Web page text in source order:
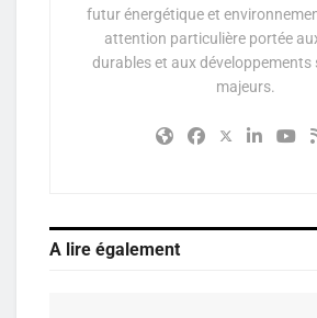
futur énergétique et
attention particulière portée
durables et aux développements
majeurs.
A lire également